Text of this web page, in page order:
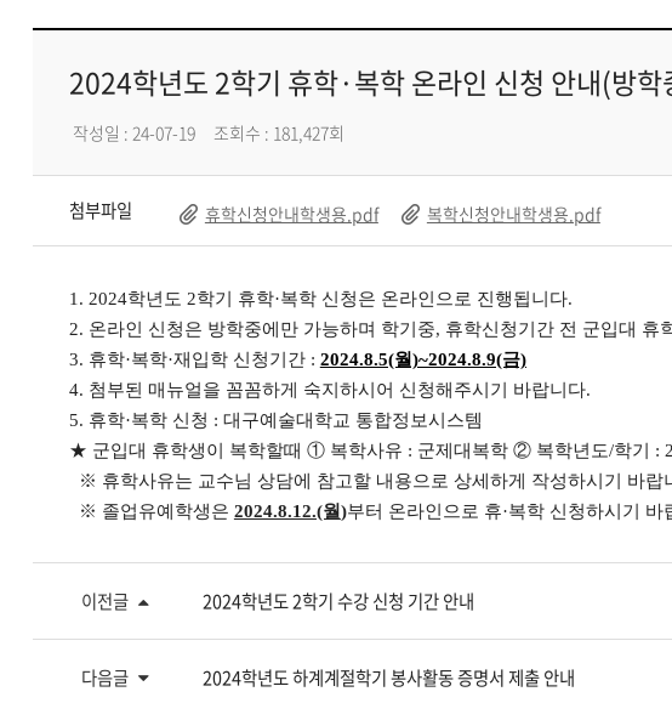
2024학년도 2학기 휴학·복학 온라인 신청 안내(방학
작성일 : 24-07-19 조회수 : 181,427회
첨부파일 휴학신청안내학생용.pdf 복학신청안내학생용.pdf
1. 2024학년도 2학기 휴학·복학 신청은 온라인으로 진행됩니다.
2. 온라인 신청은 방학중에만 가능하며 학기중, 휴학신청기간 전 군입대 휴
3. 휴학·복학·재입학 신청기간 : 2024.8.5(월)~2024.8.9(금)
4. 첨부된 매뉴얼을 꼼꼼하게 숙지하시어 신청해주시기 바랍니다.
5. 휴학·복학 신청 : 대구예술대학교 통합정보시스템
★ 군입대 휴학생이 복학할때 ① 복학사유 : 군제대복학 ② 복학년도/학기 :
​※​ 휴학사유는 교수님 상담에 참고할 내용으로 상세하게 작성하시기 바랍
※​ 졸업유예학생은 2024.8.12.(월)부터 온라인으로 휴·복학 신청하시 기 바
이전글 2024학년도 2학기 수강 신청 기간 안내
다음글 2024학년도 하계계절학기 봉사활동 증명서 제출 안내